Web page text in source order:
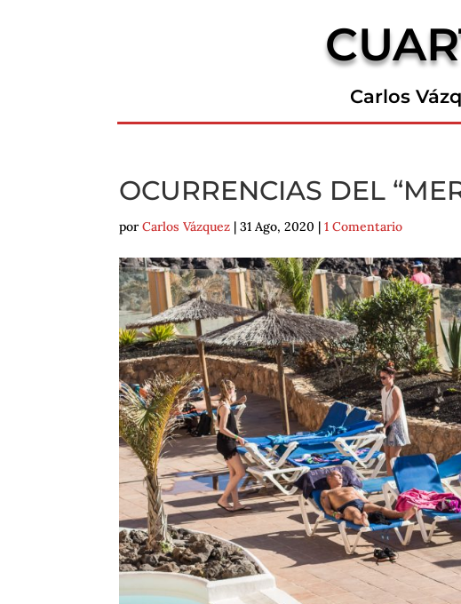
Carlos
OCURRENCIAS DEL
porCarlos Vázquez |31 Ago, 2020 |1 Comentario